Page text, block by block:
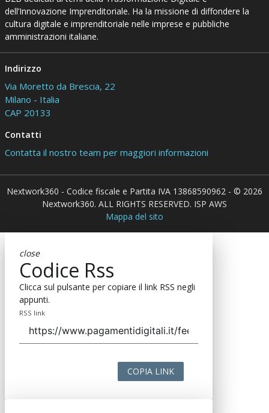
dell’Innovazione Imprenditoriale. Ha la missione di diffondere la
cultura digitale e imprenditoriale nelle imprese e pubbliche
amministrazioni italiane.
Indirizzo
Via Moretto da Brescia, 22
Milano - Italia
CAP 20133
Contatti
Contatta il nostro team per maggiori informazioni
Nextwork360 - Codice fiscale e Partita IVA 13868590962 - © 2026
Nextwork360. ALL RIGHTS RESERVED. ISP AWS
Mappa del sito
close
Codice Rss
Clicca sul pulsante per copiare il link RSS negli
appunti.
RSS link
COPIA LINK